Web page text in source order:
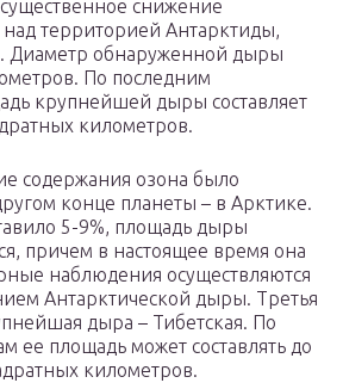
снижение
территорией Антарктиды,
Диаметр обнаруженной дыры
По последним
крупнейшей дыры составляет
километров.
содержания озона было
конце планеты – в Арктике.
5-9%, площадь дыры
причем в настоящее время она
наблюдения осуществляются
Антарктической дыры. Третья
дыра – Тибетская. По
ее площадь может составлять до
километров.